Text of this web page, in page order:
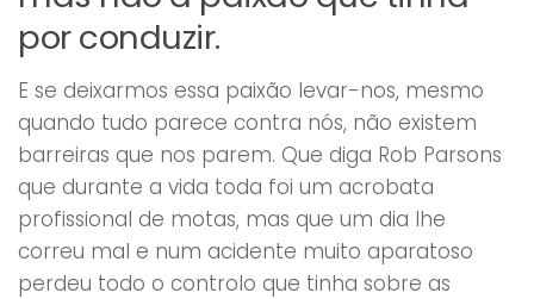
por conduzir.
E se deixarmos essa paixão levar-nos, mesmo
quando tudo parece contra nós, não existem
barreiras que nos parem. Que diga Rob Parsons
que durante a vida toda foi um acrobata
profissional de motas, mas que um dia lhe
correu mal e num acidente muito aparatoso
perdeu todo o controlo que tinha sobre as